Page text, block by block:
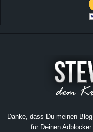
Danke, dass Du meinen
für Deinen